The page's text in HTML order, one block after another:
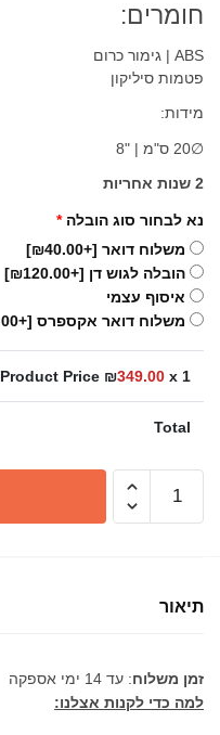
חומרים:
ABS | גימור כרום
פטמות סיליקון
מידות:
∅20 ס"מ | "8
2 שנות אחריות
נא לבחור סוג הובלה *
משלוח דואר [+₪40.00]
הובלה לגוש דן [+₪120.00]
איסוף עצמי
משלוח דואר אקספרס [+₪70.00]
Product Price ₪349.00 x 1
Total
תיאור
זמן משלוח: עד 14 ימי אספקה
למה כדי לקנות אצלנו: